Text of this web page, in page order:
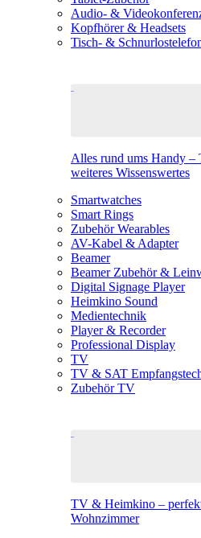
Audio- &
Kopfhörer & Headsets
Tisch- &
Alles rund ums Handy –
weiteres Wissenswertes
Smartwatches
Smart Rings
Zubehör Wearables
AV-Kabel & Adapter
Beamer
Beamer Zubehör &
Digital Signage Player
Heimkino Sound
Medientechnik
Player & Recorder
Professional Display
TV
TV & SAT
Zubehör TV
TV & Heimkino –
Wohnzimmer